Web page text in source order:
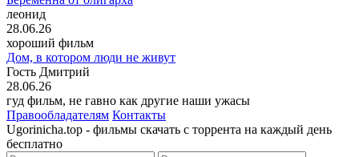
леонид
28.06.26
хороший фильм
Дом, в котором люди не живут
Гость Дмитрий
28.06.26
гуд фильм, не гавно как другие наши ужасы
Правообладателям Контакты
Ugorinicha.top - фильмы скачать с торрента на каждый день
бесплатно